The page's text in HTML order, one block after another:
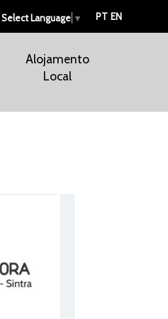
Select Language ▼ PT EN
Alojamento
Local